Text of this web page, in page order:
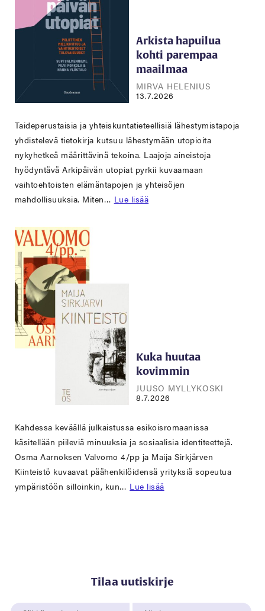
Arkista hapuilua
kohti parempaa
maailmaa
MIRVA HELENIUS
13.7.2026
Taideperustaisia ja yhteiskuntatieteellisiä lähestymistapoja
yhdistelevä tietokirja kutsuu lähestymään utopioita
nykyhetkeä määrittävinä tekoina. Laajoja aineistoja
hyödyntävä Arkipäivän utopiat pyrkii kuvaamaan
vaihtoehtoisten elämäntapojen ja yhteisöjen
mahdollisuuksia. Miten… Lue lisää
Kuka huutaa
kovimmin
JUUSO MYLLYKOSKI
8.7.2026
Kahdessa keväällä julkaistussa esikoisromaanissa
käsitellään piileviä minuuksia ja sosiaalisia identiteettejä.
Osma Aarnoksen Valvomo 4/pp ja Maija Sirkjärven
Kiinteistö kuvaavat päähenkilöidensä yrityksiä sopeutua
ympäristöön silloinkin, kun… Lue lisää
Tilaa uutiskirje